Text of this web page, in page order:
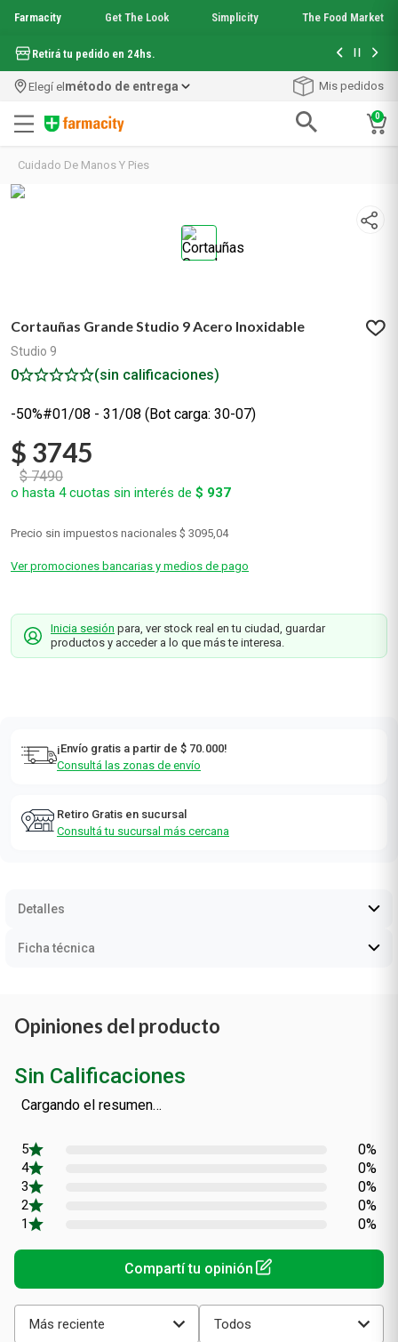
Farmacity Get The Look Simplicity The Food Market
Retirá tu pedido en 24hs. Hasta 6
Elegí elmétodo de entrega Mis pedidos
0
Cuidado De Manos Y Pies
Cortauñas Grande Studio 9 Acero Inoxidable
Studio 9
0 (sin calificaciones)
-50%#01/08 - 31/08 (Bot carga: 30-07)
$ 3745
$ 7490
o hasta 4cuotas sin interés de $ 937
Precio sin impuestos nacionales $ 3095,04
Ver promociones bancarias y medios de pago
Inicia sesión para, ver stock real en tu ciudad, guardar
productos y acceder a lo que más te interesa.
¡Envío gratis a partir de $ 70.000!
Consultá las zonas de envío
Retiro Gratis en sucursal
Consultá tu sucursal más cercana
Detalles
Ficha técnica
Opiniones del producto
Sin Calificaciones
Cargando el resumen…
0%
0%
0%
0%
0%
Más reciente Todos
2.
8.get the look
9. nyx
10
serum elvive